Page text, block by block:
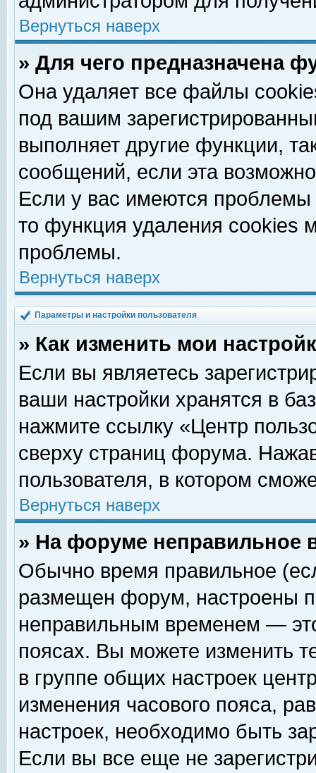
Вернуться наверх
» Для чего предназначена
Она удаляет все файлы
под вашим
выполняет другие функции,
сообщений, если эта
Если у вас имеются
то функция удаления cookies
проблемы.
Вернуться наверх
Параметры и настройки пользователя
» Как изменить мои
Если вы являетесь
ваши настройки хранятся в
нажмите ссылку «Центр
сверху страниц форума.
пользователя, в котором
Вернуться наверх
» На форуме неправильное
Обычно время правильное
размещен форум, настроены
неправильным временем —
поясах. Вы можете изменить
в группе общих настроек
изменения часового пояса,
настроек, необходимо быть
Если вы все еще не